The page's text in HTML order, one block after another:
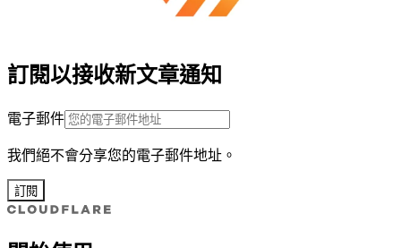
訂閱以接收新文章通知
電子郵件
我們絕不會分享您的電子郵件地址。
訂閱